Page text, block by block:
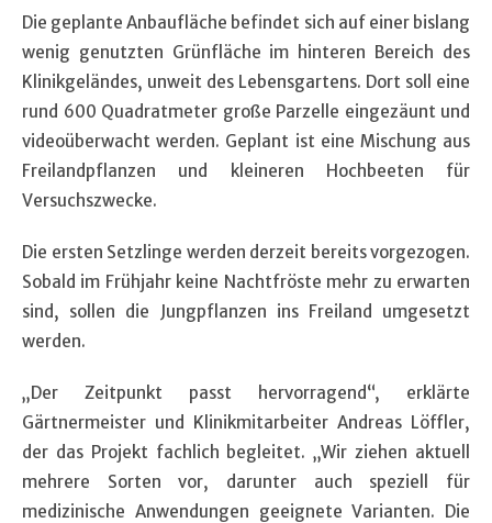
Die geplante Anbaufläche befindet sich auf einer bislang
wenig genutzten Grünfläche im hinteren Bereich des
Klinikgeländes, unweit des Lebensgartens. Dort soll eine
rund 600 Quadratmeter große Parzelle eingezäunt und
videoüberwacht werden. Geplant ist eine Mischung aus
Freilandpflanzen und kleineren Hochbeeten für
Versuchszwecke.
Die ersten Setzlinge werden derzeit bereits vorgezogen.
Sobald im Frühjahr keine Nachtfröste mehr zu erwarten
sind, sollen die Jungpflanzen ins Freiland umgesetzt
werden.
„Der Zeitpunkt passt hervorragend“, erklärte
Gärtnermeister und Klinikmitarbeiter Andreas Löffler,
der das Projekt fachlich begleitet. „Wir ziehen aktuell
mehrere Sorten vor, darunter auch speziell für
medizinische Anwendungen geeignete Varianten. Die